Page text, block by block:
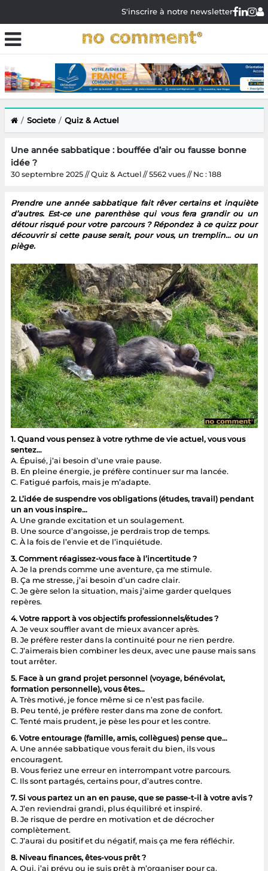
S'inscrire à notre newsletter
Societe Quiz & Actuel
Une année sabbatique : bouffée d’air ou fausse bonne
idée ?
30 septembre 2025 // Quiz & Actuel // 5562 vues // Nc : 188
Prendre une année sabbatique fait rêver certains et inquiète
d’autres. Est-ce une parenthèse qui vous fera grandir ou un
détour risqué pour votre parcours ? Répondez à ce quizz pour
découvrir si cette pause serait, pour vous, un tremplin… ou un
piège.
1. Quand vous pensez à votre rythme de vie actuel, vous vous
sentez…
A. Épuisé, j’ai besoin d’une vraie pause.
B. En pleine énergie, je préfère continuer sur ma lancée.
C. Fatigué parfois, mais je m’adapte.
2. L’idée de suspendre vos obligations (études, travail) pendant
un an vous inspire…
A. Une grande excitation et un soulagement.
B. Une source d’angoisse, je perdrais trop de temps.
C. À la fois de l’envie et de l’inquiétude.
3. Comment réagissez-vous face à l’incertitude ?
A. Je la prends comme une aventure, ça me stimule.
B. Ça me stresse, j’ai besoin d’un cadre clair.
C. Je gère selon la situation, mais j’aime garder quelques
repères.
4. Votre rapport à vos objectifs professionnels/études ?
A. Je veux souffler avant de mieux avancer après.
B. Je préfère rester dans la continuité pour ne rien perdre.
C. J’aimerais bien combiner les deux, avec une pause mais sans
tout arrêter.
5. Face à un grand projet personnel (voyage, bénévolat,
formation personnelle), vous êtes…
A. Très motivé, je fonce même si ce n’est pas facile.
B. Peu tenté, je préfère rester dans ma zone de confort.
C. Tenté mais prudent, je pèse les pour et les contre.
6. Votre entourage (famille, amis, collègues) pense que…
A. Une année sabbatique vous ferait du bien, ils vous
encouragent.
B. Vous feriez une erreur en interrompant votre parcours.
C. Ils sont partagés, certains pour, d’autres contre.
7. Si vous partez un an en pause, que se passe-t-il à votre avis ?
A. J’en reviendrai grandi, plus équilibré et inspiré.
B. Je risque de perdre en motivation et de décrocher
complètement.
C. J’aurai du positif et du négatif, mais ça me fera réfléchir.
8. Niveau finances, êtes-vous prêt ?
A. Oui, j’ai prévu ou je suis prêt à m’organiser pour ça.